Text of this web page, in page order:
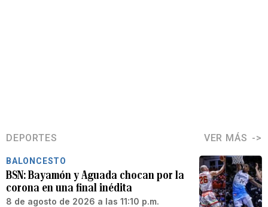
DEPORTES VER MÁS
BALONCESTO
BSN: Bayamón y Aguada chocan por la
corona en una final inédita
8 de agosto de 2026 a las 11:10 p.m.